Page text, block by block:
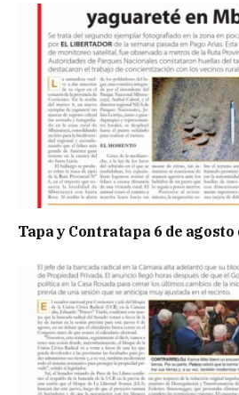
Tapa y Contratapa 6 de agosto